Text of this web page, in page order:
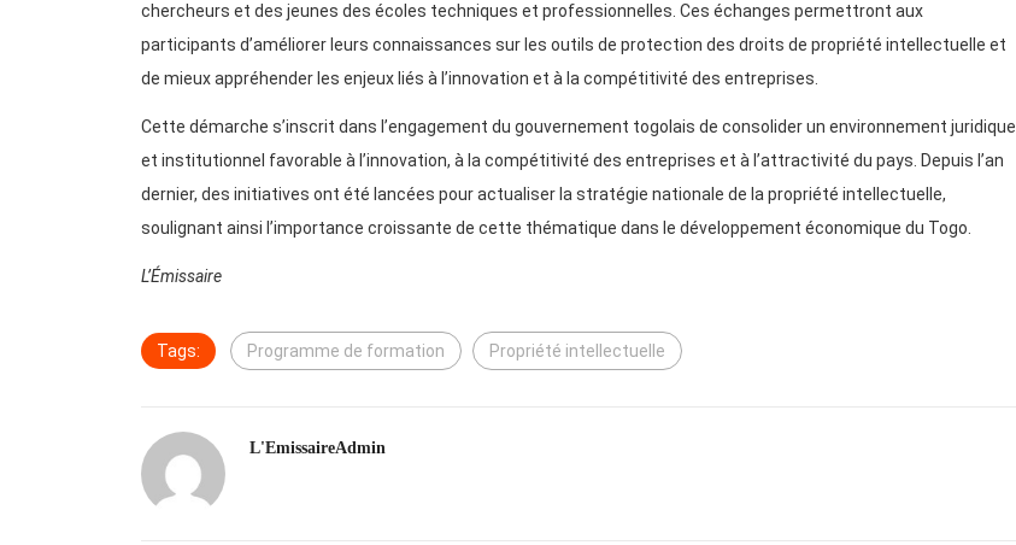
chercheurs et des jeunes des écoles techniques et professionnelles. Ces échanges permettront aux
participants d’améliorer leurs connaissances sur les outils de protection des droits de propriété intellectuelle et
de mieux appréhender les enjeux liés à l’innovation et à la compétitivité des entreprises.
Cette démarche s’inscrit dans l’engagement du gouvernement togolais de consolider un environnement juridique
et institutionnel favorable à l’innovation, à la compétitivité des entreprises et à l’attractivité du pays. Depuis l’an
dernier, des initiatives ont été lancées pour actualiser la stratégie nationale de la propriété intellectuelle,
soulignant ainsi l’importance croissante de cette thématique dans le développement économique du Togo.
L’Émissaire
Tags: Programme de formation Propriété intellectuelle
L'EmissaireAdmin